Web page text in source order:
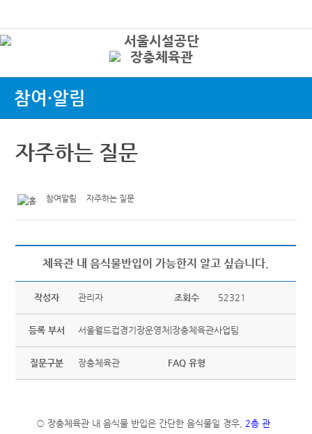
참여·알림
자주하는 질문
참여알림 자주하는 질문
체육관 내 음식물반입이 가능한지 알고 싶습니다.
작성자 관리자 조회수 52321
등록 부서 서울월드컵경기장운영처|장충체육관사업팀
질문구분 장충체육관 FAQ 유형
○ 장충체육관 내 음식물 반입은 간단한 음식물일 경우, 2층 관